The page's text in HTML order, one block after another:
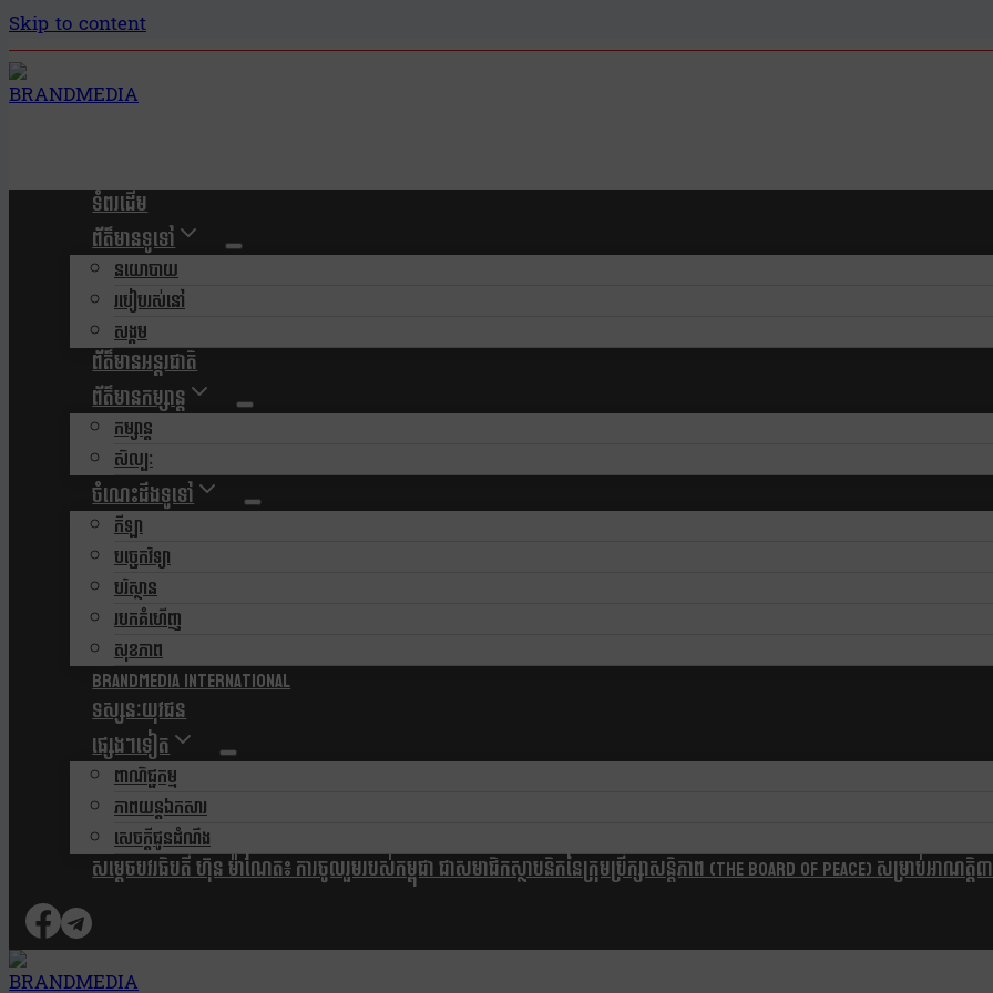
Skip to content
ទំពរដើម
ព័ត៌មានទូទៅ
នយោបាយ
របៀបរស់នៅ
សង្គម
ព័ត៌មានអន្តរជាតិ
ព័ត៌មានកម្សាន្ត
កម្សាន្ត
សិល្បៈ
ចំណេះដឹងទូទៅ
កីឡា
បច្ចេកវិទ្យា
បរិស្ថាន
របកគំហើញ
សុខភាព
Brandmedia international
ទស្សនៈយុវជន
ផ្សេងៗទៀត
ពាណិជ្ជកម្ម
ភាពយន្តឯកសារ
សេចក្តីជូនដំណឹង
សម្តេចបវរធិបតី ហ៊ុន ម៉ាណែត៖ ការចូលរួមរបស់កម្ពុជា ជាសមាជិកស្ថាបនិកនៃក្រុមប្រឹក្សាសន្តិភាព (The Board Of Peace) សម្រាប់អាណត្តិ៣